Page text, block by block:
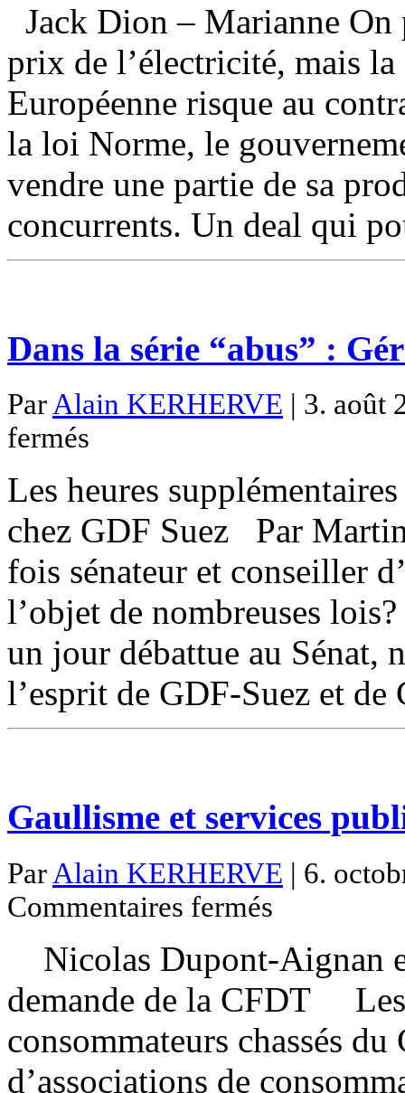
Jack Dion – Marianne On
prix de l’électricité, mais
Européenne risque au
la loi Norme, le
vendre une partie de sa
concurrents. Un deal qui
Dans la série “abus” :
Par Alain KERHERVE | 3. août
fermés
“abus”
:
Longuet
Les heures
chez GDF Suez Par
fois sénateur et conseiller
l’objet de nombreuses
un jour débattue au Sénat,
l’esprit de GDF-Suez et
Gaullisme et services
Par Alain KERHERVE | 6.
Commentaires fermés
publics
Nicolas Dupont-Aignan
demande de la CFDT Les
consommateurs chassés
d’associations de